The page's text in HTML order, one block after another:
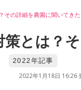
その詳細を農園に聞いてきた
とは？そ
2022年記事
2022年1月18日 16:26